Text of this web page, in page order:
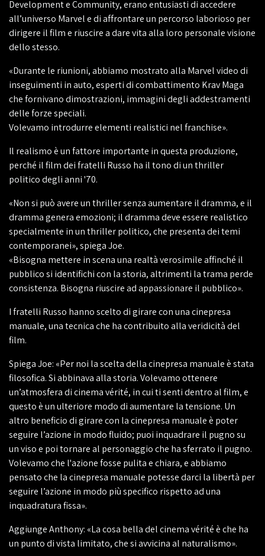
Development e Community, erano entusiasti di accedere
all’universo Marvel e di affrontare un percorso laborioso per
dirigere il film e riuscire a dare vita alla loro personale visione
dello stesso.
«Durante le riunioni, abbiamo mostrato alla Marvel video di
inseguimenti in auto, esperti di combattimento Krav Maga
che fornivano dimostrazioni, immagini degli addestramenti
delle forze speciali.
Volevamo introdurre elementi realistici nel franchise».
Il realismo è un fattore importante in questa produzione,
perché il film dei fratelli Russo ha il tono di un thriller
politico degli anni '70.
«Non si può avere un thriller senza aumentare il dramma, e il
dramma genera emozioni; il dramma deve essere realistico
specialmente in un thriller politico, che presenta dei temi
contemporanei», spiega Joe.
«Bisogna mettere in scena una realtà verosimile affinché il
pubblico si identifichi con la storia, altrimenti la trama perde
consistenza. Bisogna riuscire ad appassionare il pubblico».
I fratelli Russo hanno scelto di girare con una cinepresa
manuale, una tecnica che ha contribuito alla veridicità del
film.
Spiega Joe: «Per noi la scelta della cinepresa manuale è stata
filosofica. Si abbinava alla storia. Volevamo ottenere
un’atmosfera di cinema vérité, in cui ti senti dentro al film, e
questo è un ulteriore modo di aumentare la tensione. Un
altro beneficio di girare con la cinepresa manuale è poter
seguire l’azione in modo fluido; puoi inquadrare il pugno su
un viso e poi tornare al personaggio che ha sferrato il pugno.
Volevamo che l'azione fosse pulita e chiara, e abbiamo
pensato che la cinepresa manuale potesse darci la libertà per
seguire l’azione in modo più specifico rispetto ad una
inquadratura fissa».
Aggiunge Anthony: «La cosa bella del cinema vérité è che ha
un punto di vista limitato, che si avvicina al naturalismo».